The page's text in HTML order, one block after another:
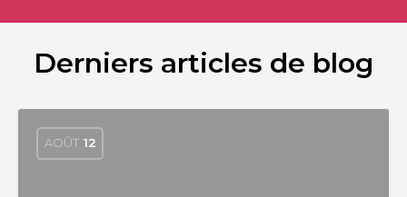
Derniers articles de blog
AOÛT 12